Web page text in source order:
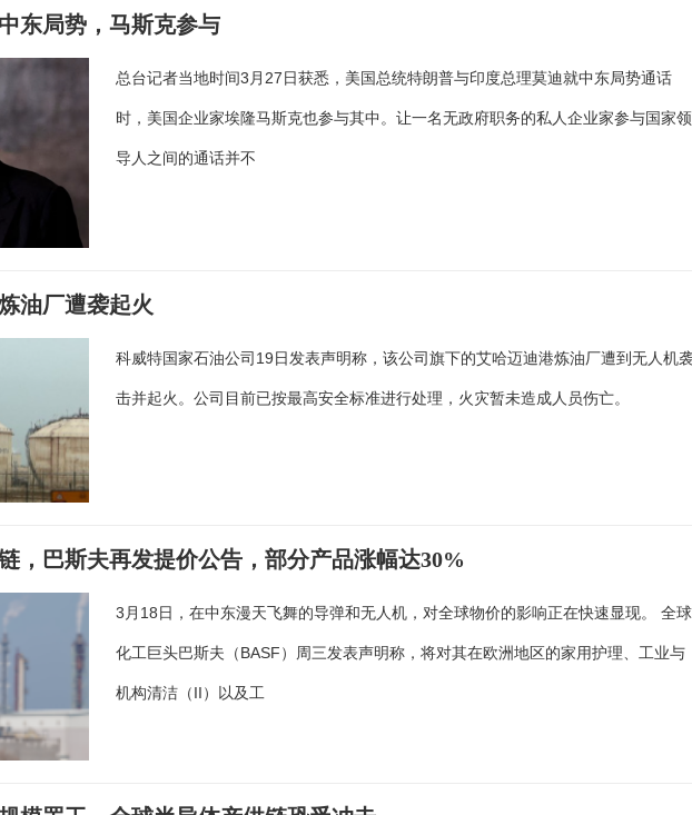
东局势，马斯克参与
总台记者当地时间3月27日获悉，美国总统特朗普与印度总理莫迪就中东局势通话
时，美国企业家埃隆马斯克也参与其中。让一名无政府职务的私人企业家参与国家领
导人之间的通话并不
油厂遭袭起火
科威特国家石油公司19日发表声明称，该公司旗下的艾哈迈迪港炼油厂遭到无人机
击并起火。公司目前已按最高安全标准进行处理，火灾暂未造成人员伤亡。
，巴斯夫再发提价公告，部分产品涨幅达30%
3月18日，在中东漫天飞舞的导弹和无人机，对全球物价的影响正在快速显现。 全球
化工巨头巴斯夫（BASF）周三发表声明称，将对其在欧洲地区的家用护理、工业与
机构清洁（II）以及工